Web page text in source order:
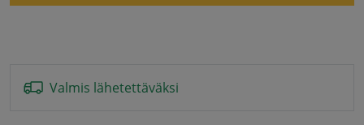
Valmis lähetettäväksi